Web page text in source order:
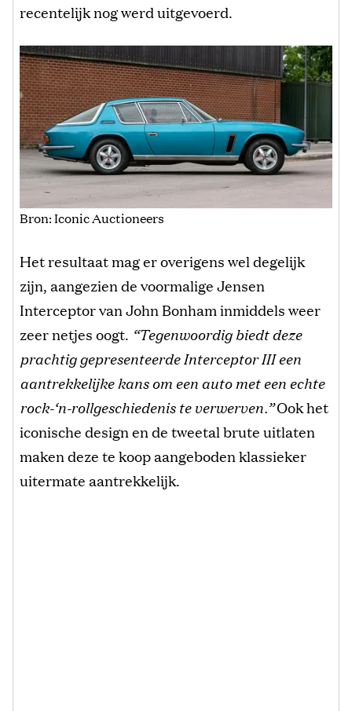
recentelijk nog werd uitgevoerd.
Bron: Iconic Auctioneers
Het resultaat mag er overigens wel degelijk
zijn, aangezien de voormalige Jensen
Interceptor van John Bonham inmiddels weer
zeer netjes oogt. “Tegenwoordig biedt deze
prachtig gepresenteerde Interceptor III een
aantrekkelijke kans om een auto met een echte
rock-‘n-rollgeschiedenis te verwerven.”Ook het
iconische design en de tweetal brute uitlaten
maken deze te koop aangeboden klassieker
uitermate aantrekkelijk.